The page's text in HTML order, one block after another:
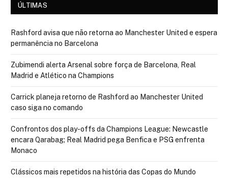
ÚLTIMAS
Rashford avisa que não retorna ao Manchester United e espera
permanência no Barcelona
Zubimendi alerta Arsenal sobre força de Barcelona, Real
Madrid e Atlético na Champions
Carrick planeja retorno de Rashford ao Manchester United
caso siga no comando
Confrontos dos play-offs da Champions League: Newcastle
encara Qarabag; Real Madrid pega Benfica e PSG enfrenta
Monaco
Clássicos mais repetidos na história das Copas do Mundo